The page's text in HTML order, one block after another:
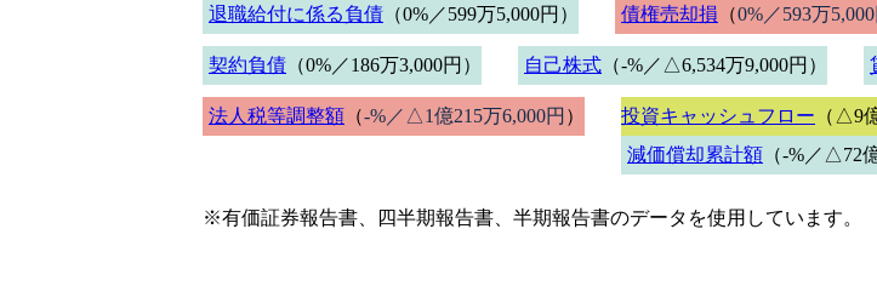
退職給付に係る負債 （0%／599万5,000円） 債権売却損 （0%／593万5,000
契約負債 （0%／186万3,000円） 自己株式 （-%／△6,534万9,000円）
法人税等調整額 （-%／△1億215万6,000円 ） 投資キャッシュフロー （△9
減価償却累計額 （-%／△72
※有価証券報告書、四半期報告書、半期報告書のデータを使用しています。